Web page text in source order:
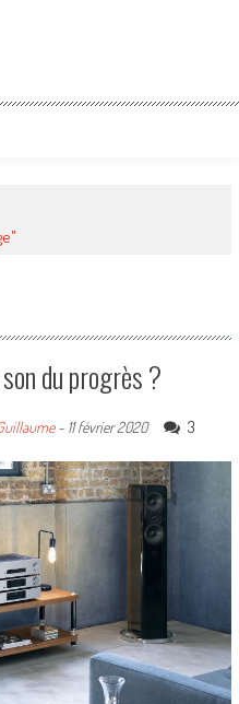
du progrès ?
- 11 février 2020 3